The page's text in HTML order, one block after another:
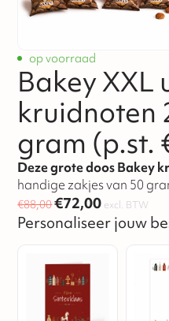
op voorraad
Bakey XXL
kruidnoten
gram (p.st.
Deze grote doos Bakey
handige zakjes van 50
gebakken kruidnootjes.
Sinterklaasperiode op
verenigingen of binnen
€88,00€72,00 excl. BTW
Personaliseer jouw